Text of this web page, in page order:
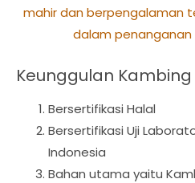
mahir dan berpengalaman
dalam penanganan
Keunggulan Kambing
Bersertifikasi Halal
Bersertifikasi Uji
Indonesia
Bahan utama yaitu